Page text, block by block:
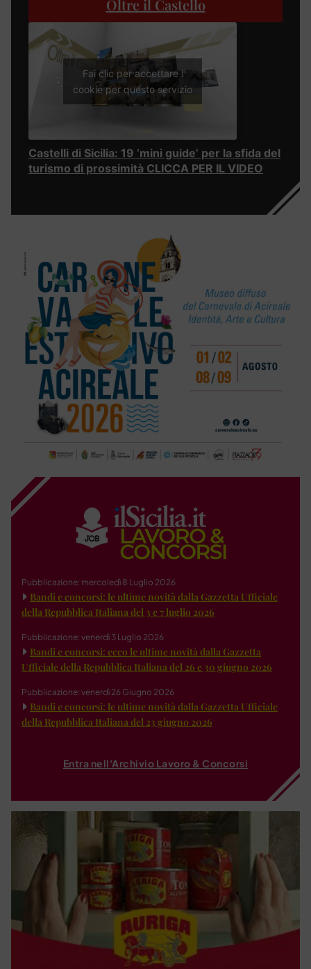
Oltre il Castello
Fai clic per accettare i
cookie per questo servizio
Castelli di Sicilia: 19 ‘mini guide’ per la sfida del
turismo di prossimità CLICCA PER IL VIDEO
Pubblicazione: mercoledì 8 Luglio 2026
Bandi e concorsi: le ultime novità dalla Gazzetta Ufficiale
della Repubblica Italiana del 3 e 7 luglio 2026
Pubblicazione: venerdì 3 Luglio 2026
Bandi e concorsi: ecco le ultime novità dalla Gazzetta
Ufficiale della Repubblica Italiana del 26 e 30 giugno 2026
Pubblicazione: venerdì 26 Giugno 2026
Bandi e concorsi: le ultime novità dalla Gazzetta Ufficiale
della Repubblica Italiana del 23 giugno 2026
Entra nell'Archivio Lavoro & Concorsi